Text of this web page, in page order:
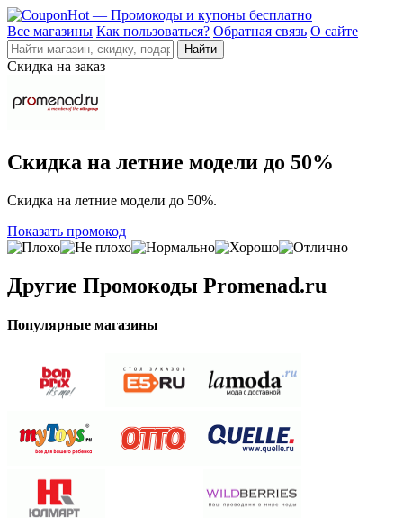
Все магазины Как пользоваться? Обратная связь О сайте
Скидка на заказ
Скидка на летние модели до 50%
Скидка на летние модели до 50%.
Показать промокод
Другие Промокоды Promenad.ru
Популярные магазины